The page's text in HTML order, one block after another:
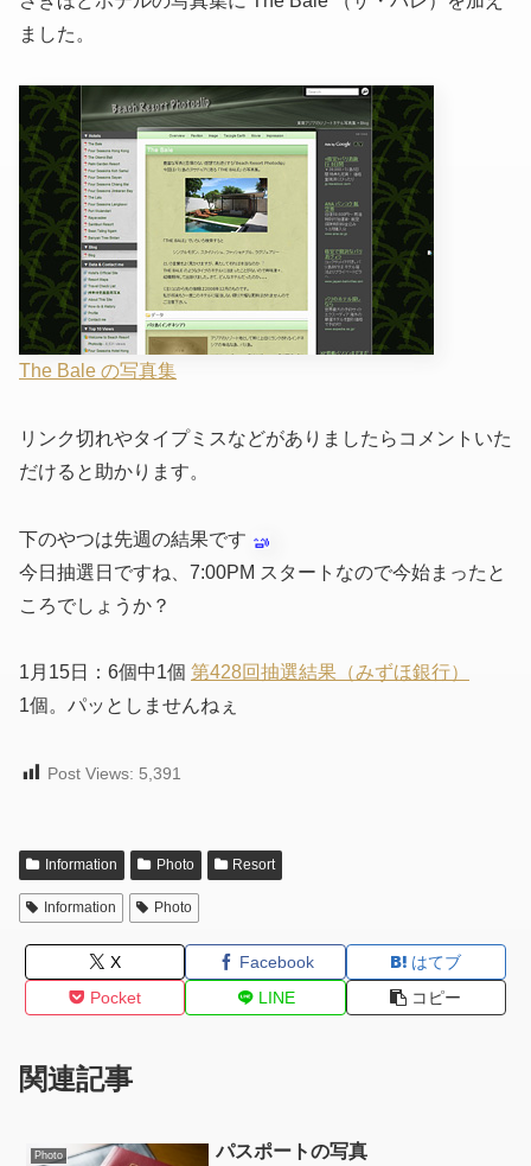
ました。
The Bale の写真集
リンク切れやタイプミスなどがありましたらコメントいた
だけると助かります。
下のやつは先週の結果です
今日抽選日ですね、7:00PM スタートなので今始まったと
ころでしょうか？
1月15日：6個中1個 第428回抽選結果（みずほ銀行）
1個。パッとしませんねぇ
Post Views: 5,391
Information Photo Resort
Information Photo
X Facebook
はてブ
Pocket
LINE コピー
関連記事
Photo パスポートの写真